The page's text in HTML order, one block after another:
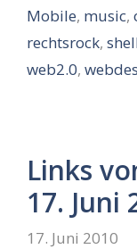
Mobile, music,
rechtsrock,
web2.0,
Links
17. Juni
17. Juni 2010